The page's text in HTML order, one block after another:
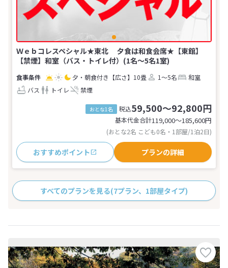
Ｗｅｂコレスペシャル★東北 夕食は和食会席★【東館】
【禁煙】和室（バス・トイレ付）(1名～5名1室)
夕・朝食付き 【広さ】10畳 1～5名
和室
バス
トイレ 禁煙
おとな1名 税込59,500～92,800円
基本代金合計119,000〜185,600円
(おとな2名 こども0名・1部屋/1泊2日)
おすすめポイント プランの詳細
すべてのプランを見る(7プラン、1部屋タイプ)